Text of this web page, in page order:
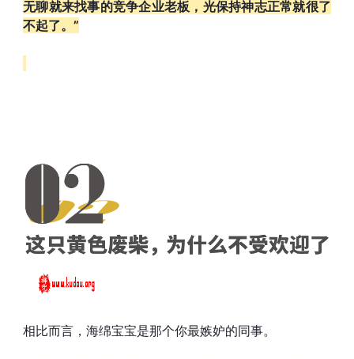
无聊就来找事的竞争企业老板，光保持神志正常就很了
不起了。”
相比而言，海绵宝宝是那个你最嫉妒的同事。